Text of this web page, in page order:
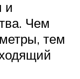
и
Чем
тем